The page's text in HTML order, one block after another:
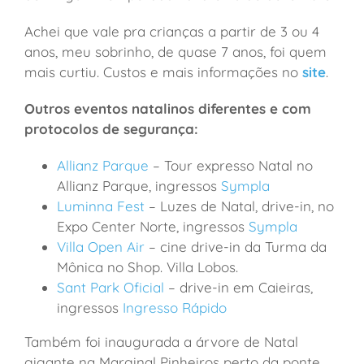
Achei que vale pra crianças a partir de 3 ou 4
anos, meu sobrinho, de quase 7 anos, foi quem
mais curtiu. Custos e mais informações no site.
Outros eventos natalinos diferentes e com
protocolos de segurança:
Allianz Parque – Tour expresso Natal no
Allianz Parque, ingressos Sympla
Luminna Fest – Luzes de Natal, drive-in, no
Expo Center Norte, ingressos Sympla
Villa Open Air– cine drive-in da Turma da
Mônica no Shop. Villa Lobos.
Sant Park Oficial – drive-in em Caieiras,
ingressos Ingresso Rápido
Também foi inaugurada a árvore de Natal